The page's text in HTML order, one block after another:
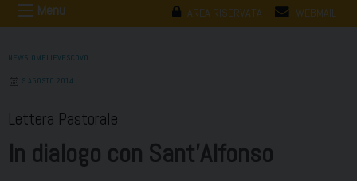
AREA RISERVATA WEBMAIL
Menu
NEWS OMELIEVESCOVO
9 AGOSTO 2014
Lettera Pastorale
In dialogo con Sant’Alfonso